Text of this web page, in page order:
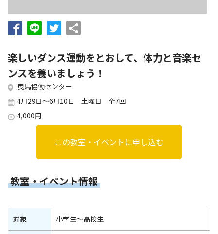
浜松スポーツ協会に関する
053-411-8686
メールフォームでのお問い合わせ
各教室・イベントページの問い合わせ先までお願いいたします。
楽しいダンス運動をとおして、体力と音楽セ
ンスを養いましょう！
曳馬協働センター
4月29日～6月10日 土曜日 全7回
4,000円
この教室・イベントに申し込む
教室・イベント情報
対象 小学生～高校生